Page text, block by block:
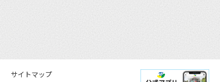
サイトマップ